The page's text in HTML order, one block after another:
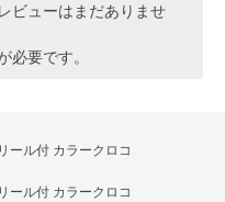
ビューはまだありませ
必要です。
ール付 カラークロコ
ール付 カラークロコ